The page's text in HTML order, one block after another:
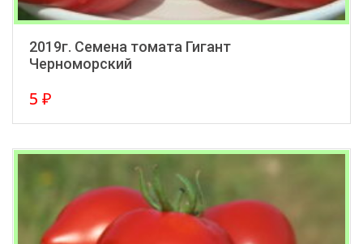
2019г. Семена томата Гигант
Черноморский
5 ₽